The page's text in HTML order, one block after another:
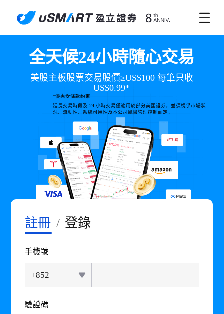
全天候24小時隨心交易
美股主板股票交易股價≥US$100 每筆只收
US$0.99*
*優惠受條款約束
延長交易時段及 24 小時交易僅適用於部分美國證券，並須視乎市場狀
況、流動性、系統可用性及本公司風險管理控制而定。
註冊 / 登錄
手機號
+852
驗證碼